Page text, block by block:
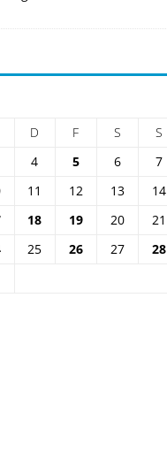
D F S
S
4 5 6
7
11 12 13
14
18 19 20
21
25 26 27
28